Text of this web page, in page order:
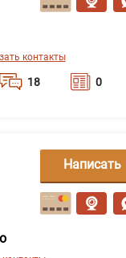
контакты
18 0
Написать
сообщение